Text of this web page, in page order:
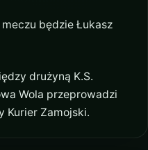
będzie Łukasz
drużyną K.S.
Wola przeprowadzi
Kurier Zamojski.